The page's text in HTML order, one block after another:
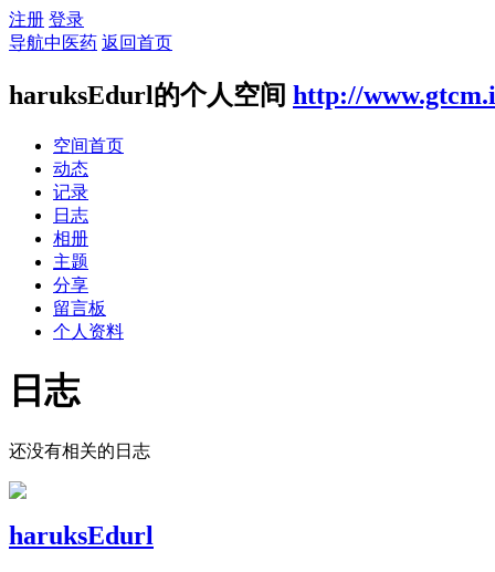
注册 登录
导航中医药 返回首页
haruksEdurl的个人空间 http://
空间首页
动态
记录
日志
相册
主题
分享
留言板
个人资料
日志
还没有相关的日志
haruksEdurl